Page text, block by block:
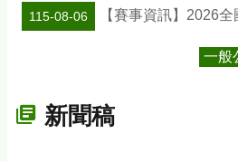
115-08-06 【賽事資訊】2026全
一般
新聞稿